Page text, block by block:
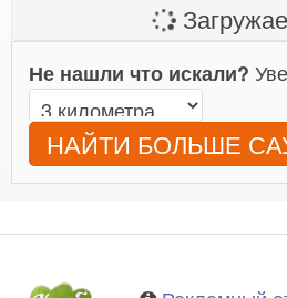
Не нашли что искали?
НАЙТИ БОЛЬШЕ